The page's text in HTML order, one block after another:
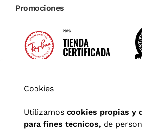
Promociones
Cookies
Utilizamos cookies propias y
para fines técnicos, de